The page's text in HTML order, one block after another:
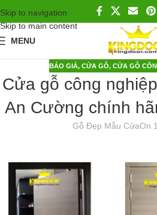
Skip to navigation
Skip to main content
MENU
BÁO GIÁ, CỬA GỖ, CỬA GỖ
Cửa gỗ công
An Cường chính
Gỗ Đẹp Mẫu CửaOn